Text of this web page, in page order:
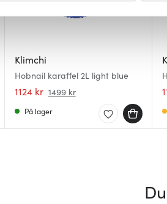
informasjonskapsler for å gi innhold
som de har samlet inn gjennom din
Klimchi
Hobnail karaffel 2L light blue
1124 kr 1499 kr
På lager